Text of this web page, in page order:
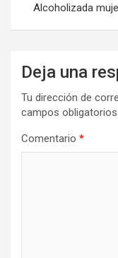
Alcoholizada
Deja una
Tu dirección de
campos
Comentario *